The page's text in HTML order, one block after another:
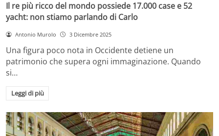
Il re più ricco del mondo possiede 17.000 case e 52
yacht: non stiamo parlando di Carlo
Antonio Murolo 3 Dicembre 2025
Una figura poco nota in Occidente detiene un
patrimonio che supera ogni immaginazione. Quando
si…
Leggi di più